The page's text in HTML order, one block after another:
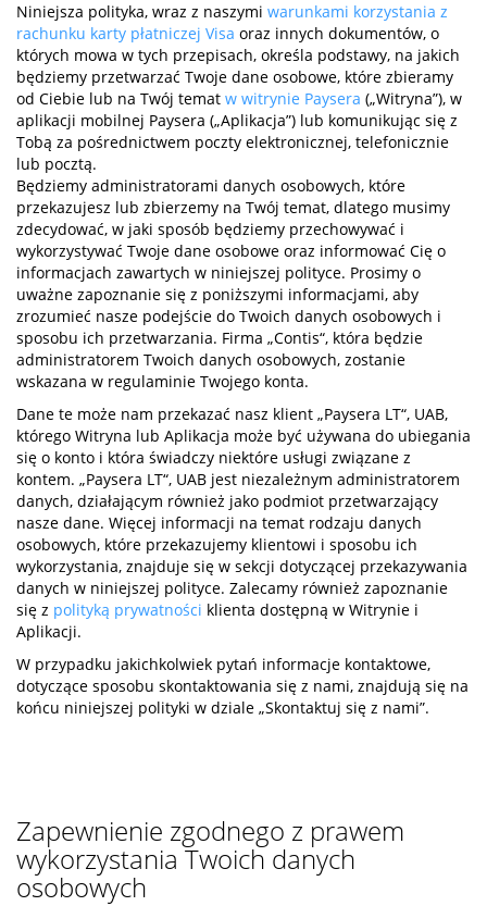
Niniejsza polityka, wraz z naszymi warunkami korzystania z
rachunku karty płatniczej Visa oraz innych dokumentów, o
których mowa w tych przepisach, określa podstawy, na jakich
będziemy przetwarzać Twoje dane osobowe, które zbieramy
od Ciebie lub na Twój temat w witrynie Paysera („Witryna”), w
aplikacji mobilnej Paysera („Aplikacja”) lub komunikując się z
Tobą za pośrednictwem poczty elektronicznej, telefonicznie
lub pocztą.
Będziemy administratorami danych osobowych, które
przekazujesz lub zbierzemy na Twój temat, dlatego musimy
zdecydować, w jaki sposób będziemy przechowywać i
wykorzystywać Twoje dane osobowe oraz informować Cię o
informacjach zawartych w niniejszej polityce. Prosimy o
uważne zapoznanie się z poniższymi informacjami, aby
zrozumieć nasze podejście do Twoich danych osobowych i
sposobu ich przetwarzania. Firma „Contis“, która będzie
administratorem Twoich danych osobowych, zostanie
wskazana w regulaminie Twojego konta.
Dane te może nam przekazać nasz klient „Paysera LT“, UAB,
którego Witryna lub Aplikacja może być używana do ubiegania
się o konto i która świadczy niektóre usługi związane z
kontem. „Paysera LT“, UAB jest niezależnym administratorem
danych, działającym również jako podmiot przetwarzający
nasze dane. Więcej informacji na temat rodzaju danych
osobowych, które przekazujemy klientowi i sposobu ich
wykorzystania, znajduje się w sekcji dotyczącej przekazywania
danych w niniejszej polityce. Zalecamy również zapoznanie
się z polityką prywatności klienta dostępną w Witrynie i
Aplikacji.
W przypadku jakichkolwiek pytań informacje kontaktowe,
dotyczące sposobu skontaktowania się z nami, znajdują się na
końcu niniejszej polityki w dziale „Skontaktuj się z nami”.
Zapewnienie zgodnego z prawem
wykorzystania Twoich danych
osobowych